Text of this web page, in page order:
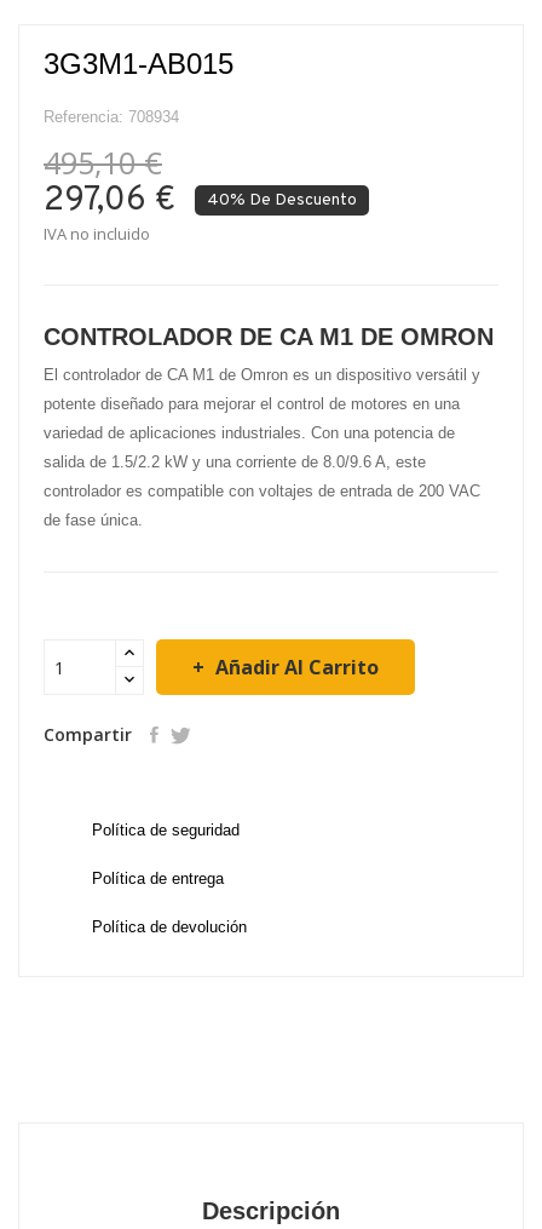
3G3M1-AB015
Referencia: 708934
495,10 €
297,06 € 40% De Descuento
IVA no incluido
CONTROLADOR DE CA M1 DE OMRON
El controlador de CA M1 de Omron es un dispositivo versátil y
potente diseñado para mejorar el control de motores en una
variedad de aplicaciones industriales. Con una potencia de
salida de 1.5/2.2 kW y una corriente de 8.0/9.6 A, este
controlador es compatible con voltajes de entrada de 200 VAC
de fase única.
Añadir Al Carrito
Compartir
Política de seguridad
Política de entrega
Política de devolución
Descripción